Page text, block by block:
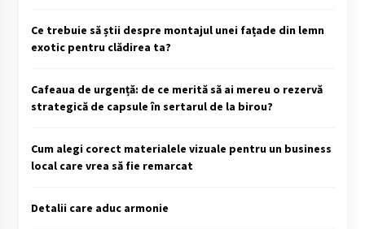
Ce trebuie să știi despre montajul unei fațade din lemn
exotic pentru clădirea ta?
Cafeaua de urgență: de ce merită să ai mereu o rezervă
strategică de capsule în sertarul de la birou?
Cum alegi corect materialele vizuale pentru un business
local care vrea să fie remarcat
Detalii care aduc armonie